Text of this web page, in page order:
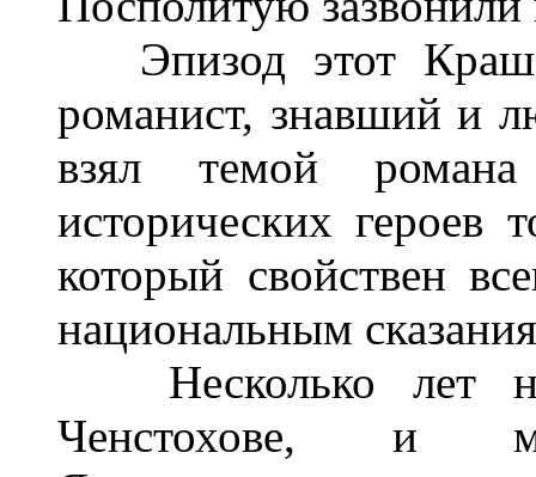
Эпизод этот
романист, знавший и
взял темой
исторических героев
который свойствен
национальным
Несколько лет
Ченстохове, и